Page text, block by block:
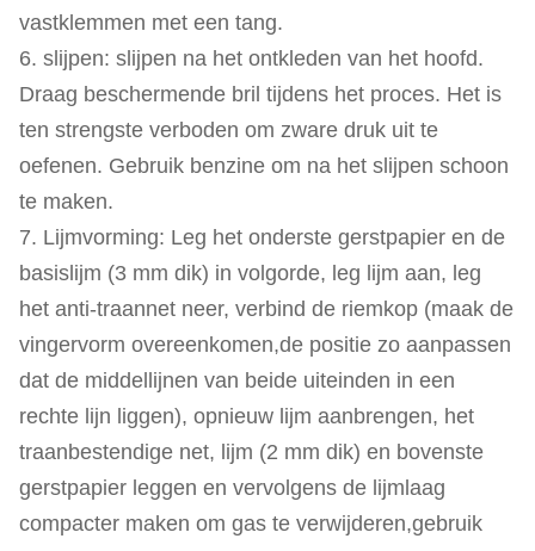
vastklemmen met een tang.
6. slijpen: slijpen na het ontkleden van het hoofd.
Draag beschermende bril tijdens het proces. Het is
ten strengste verboden om zware druk uit te
oefenen. Gebruik benzine om na het slijpen schoon
te maken.
7. Lijmvorming: Leg het onderste gerstpapier en de
basislijm (3 mm dik) in volgorde, leg lijm aan, leg
het anti-traannet neer, verbind de riemkop (maak de
vingervorm overeenkomen,de positie zo aanpassen
dat de middellijnen van beide uiteinden in een
rechte lijn liggen), opnieuw lijm aanbrengen, het
traanbestendige net, lijm (2 mm dik) en bovenste
gerstpapier leggen en vervolgens de lijmlaag
compacter maken om gas te verwijderen,gebruik